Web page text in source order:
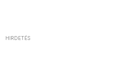
HIRDETÉS